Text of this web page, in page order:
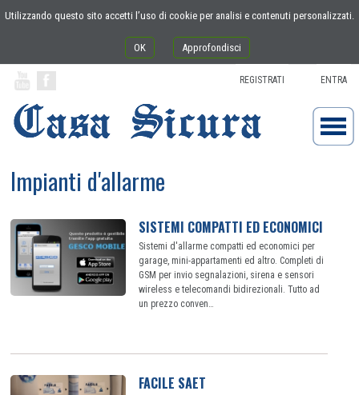
Utilizzando questo sito accetti l’uso di cookie per analisi e contenuti personalizzati.
OK Approfondisci
ENTRA
REGISTRATI
Impianti d'allarme
SISTEMI COMPATTI ED ECONOMICI
Sistemi d'allarme compatti ed economici per
garage, mini-appartamenti ed altro. Completi di
GSM per invio segnalazioni, sirena e sensori
wireless e telecomandi bidirezionali. Tutto ad
un prezzo conven…
FACILE SAET